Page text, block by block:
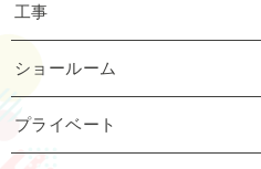
工事
ショールーム
プライベート